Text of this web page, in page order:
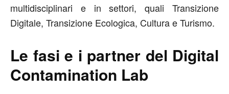
multidisciplinari e in settori, quali Transizione
Digitale, Transizione Ecologica, Cultura e Turismo.
Le fasi e i partner del Digital
Contamination Lab